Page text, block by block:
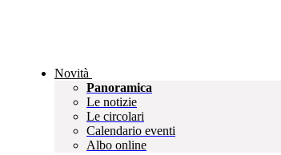
Novità
Panoramica
Le notizie
Le circolari
Calendario eventi
Albo online